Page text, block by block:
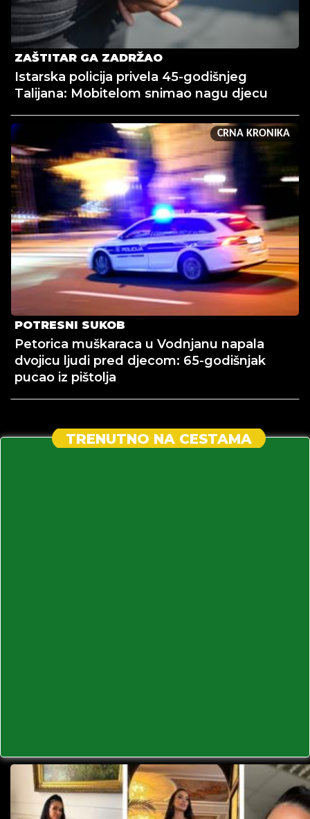
ZAŠTITAR GA ZADRŽAO
Istarska policija privela 45-godišnjeg
Talijana: Mobitelom snimao nagu djecu
CRNA KRONIKA
POTRESNI SUKOB
Petorica muškaraca u Vodnjanu napala
dvojicu ljudi pred djecom: 65-godišnjak
pucao iz pištolja
TRENUTNO NA CESTAMA